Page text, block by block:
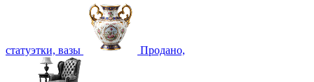
статуэтки, вазы Продано,